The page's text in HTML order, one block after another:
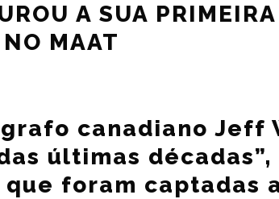
A SUA
MAAT
canadiano Jeff
últimas décadas”,
foram captadas